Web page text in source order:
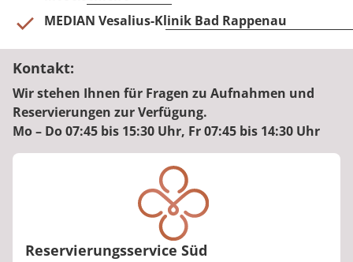
MEDIAN Vesalius-Klinik Bad Rappenau
Kontakt:
Wir stehen Ihnen für Fragen zu Aufnahmen und
Reservierungen zur Verfügung.
Mo – Do 07:45 bis 15:30 Uhr, Fr 07:45 bis 14:30 Uhr
Reservierungsservice Süd